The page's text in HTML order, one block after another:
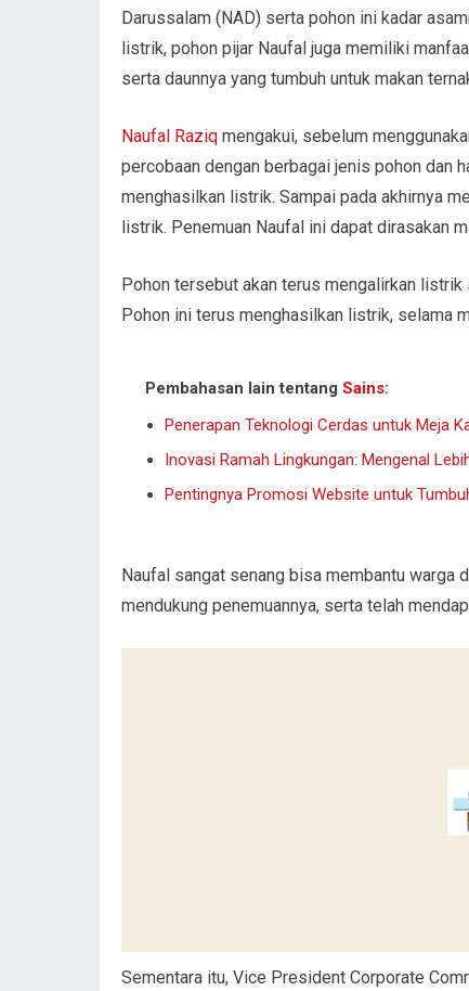
Darussalam (NAD) serta pohon ini kadar
listrik, pohon pijar Naufal juga memiliki
serta daunnya yang tumbuh untuk makan
Naufal Raziq mengakui, sebelum
percobaan dengan berbagai jenis pohon dan
menghasilkan listrik. Sampai pada akhirnya
listrik. Penemuan Naufal ini dapat dirasakan
Pohon tersebut akan terus mengalirkan
Pohon ini terus menghasilkan listrik, selama
Pembahasan lain tentang Sains:
Penerapan Teknologi Cerdas untuk Meja
Inovasi Ramah Lingkungan: Mengenal
Pentingnya Promosi Website untuk
Naufal sangat senang bisa membantu warga
mendukung penemuannya, serta telah
Sementara itu, Vice President Corporate